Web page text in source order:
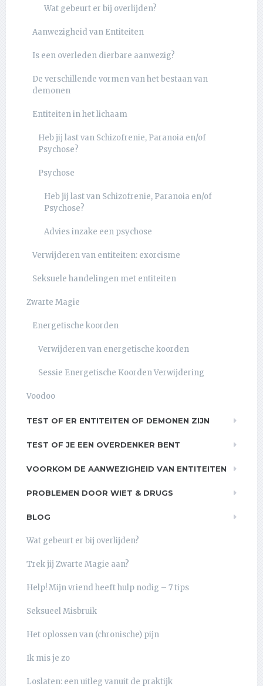
Wat gebeurt er bij overlijden?
Aanwezigheid van Entiteiten
Is een overleden dierbare aanwezig?
De verschillende vormen van het bestaan van
demonen
Entiteiten in het lichaam
Heb jij last van Schizofrenie, Paranoia en/of
Psychose?
Psychose
Heb jij last van Schizofrenie, Paranoia en/of
Psychose?
Advies inzake een psychose
Verwijderen van entiteiten: exorcisme
Seksuele handelingen met entiteiten
Zwarte Magie
Energetische koorden
Verwijderen van energetische koorden
Sessie Energetische Koorden Verwijdering
Voodoo
TEST OF ER ENTITEITEN OF DEMONEN ZIJN
TEST OF JE EEN OVERDENKER BENT
VOORKOM DE AANWEZIGHEID VAN ENTITEITEN
PROBLEMEN DOOR WIET & DRUGS
BLOG
Wat gebeurt er bij overlijden?
Trek jij Zwarte Magie aan?
Help! Mijn vriend heeft hulp nodig – 7 tips
Seksueel Misbruik
Het oplossen van (chronische) pijn
Ik mis je zo
Loslaten: een uitleg vanuit de praktijk